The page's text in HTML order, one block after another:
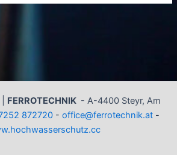
FERROTECHNIK - A-4400 Steyr, Am
872720- office@ferrotechnik.at-